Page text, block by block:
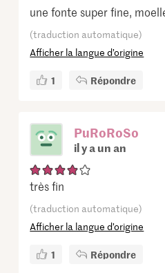
une fonte super fine,
(traduction automatique)
Afficher la langue d’origine
1 Répondre
PuRoRoSo
il y a un an
très fin
(traduction automatique)
Afficher la langue d’origine
1 Répondre